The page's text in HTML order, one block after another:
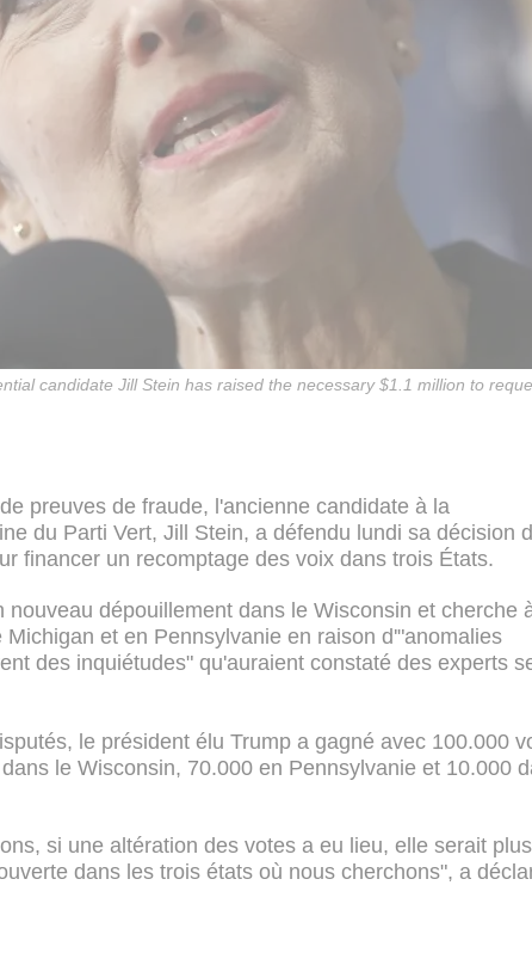
candidate Jill Stein has raised the necessary $1.1 million to
preuves de fraude, l'ancienne candidate à la
du Parti Vert, Jill Stein, a défendu lundi sa décision
financer un recomptage des voix dans trois États.
nouveau dépouillement dans le Wisconsin et cherche
et en Pennsylvanie en raison d'"anomalies
des inquiétudes" qu'auraient constaté des experts
le président élu Trump a gagné avec 100.000
le Wisconsin, 70.000 en Pennsylvanie et 10.000
si une altération des votes a eu lieu, elle serait plus
dans les trois états où nous cherchons", a